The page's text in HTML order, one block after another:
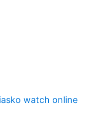
watch online